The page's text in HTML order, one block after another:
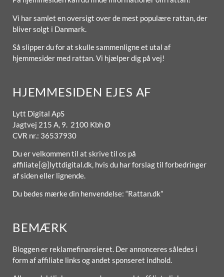
Vi har samlet en oversigt over de mest populære rattan, der
bliver solgt i Danmark.
Så slipper du for at skulle sammenligne et utal af
hjemmesider med rattan. Vi hjælper dig på vej!
HJEMMESIDEN EJES AF
Lytt Digital ApS
Jagtvej 215 A, 9. 2100 Kbh Ø
CVR nr.: 36537930
Du er velkommen til at skrive til os på
affiliate[@]lyttdigital.dk, hvis du har forslag til forbedringer
af siden eller lignende.
Du bedes mærke din henvendelse: “Rattan.dk”
BEMÆRK
Bloggen er reklamefinansieret. Der annonceres således i
form af affiliate links og andet sponseret indhold.